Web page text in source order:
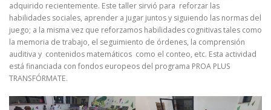
adquirido recientemente. Este taller sirvió para reforzar las
habilidades sociales, aprender a jugar juntos y siguiendo las normas del
juego; a la misma vez que reforzamos habilidades cognitivas tales como
la memoria de trabajo, el seguimiento de órdenes, la comprensión
auditiva y contenidos matemáticos como el conteo, etc. Esta actividad
está financiada con fondos europeos del programa PROA PLUS
TRANSFÓRMATE.